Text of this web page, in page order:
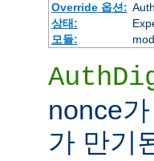
Override 옵션:
상태:
모듈:
nonce
가 만기